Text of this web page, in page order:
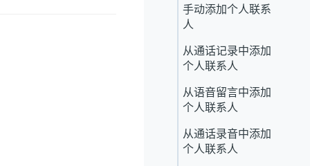
手动添加个人联系
人
从通话记录中添加
个人联系人
从语音留言中添加
个人联系人
从通话录音中添加
个人联系人